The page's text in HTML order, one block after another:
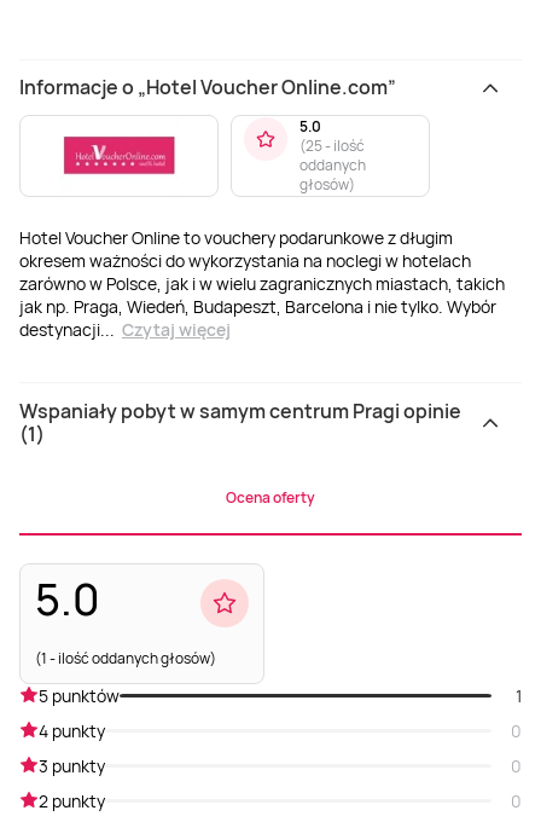
Informacje o „Hotel Voucher Online.com”
Hotel Voucher Online to vouchery podarunkowe z długim
okresem ważności do wykorzystania na noclegi w hotelach
zarówno w Polsce, jak i w wielu zagranicznych miastach, takich
jak np. Praga, Wiedeń, Budapeszt, Barcelona i nie tylko. Wybór
destynacji... Czytaj więcej
5.0
(25 - ilość
oddanych
głosów)
Wspaniały pobyt w samym centrum Pragi opinie
(1)
Ocena oferty
5.0
(1 - ilość oddanych głosów)
5 punktów
1
4 punkty
0
3 punkty
0
2 punkty
0